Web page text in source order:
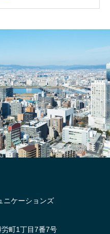
ニケーションズ
町1丁目7番7号